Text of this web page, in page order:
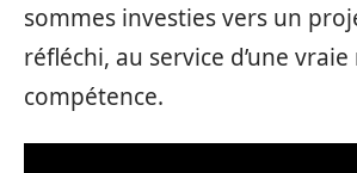
sommes investies vers un
réfléchi, au service d’une
compétence.